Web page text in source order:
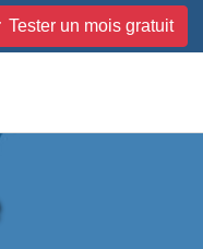
Tester un mois gratuit